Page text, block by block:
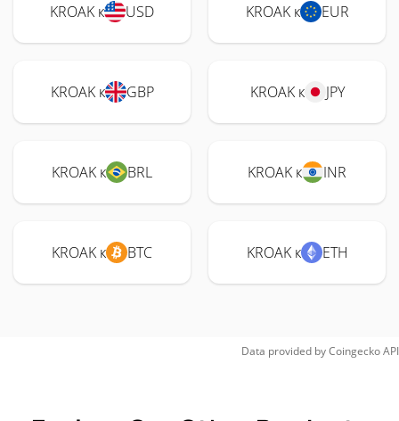
KROAK к USD KROAK к EUR
KROAK к GBP KROAK к JPY
KROAK к BRL KROAK к INR
KROAK к BTC KROAK к ETH
Data provided byCoingeckoAPI